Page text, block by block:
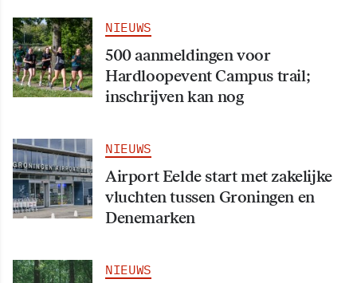
NIEUWS
500 aanmeldingen voor
Hardloopevent Campus trail;
inschrijven kan nog
NIEUWS
Airport Eelde start met zakelijke
vluchten tussen Groningen en
Denemarken
NIEUWS